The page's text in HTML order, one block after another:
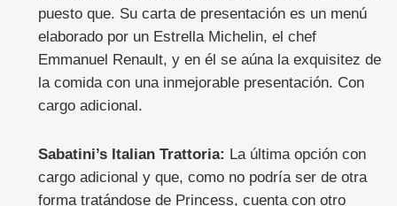
puesto que. Su carta de presentación es un menú
elaborado por un Estrella Michelin, el chef
Emmanuel Renault, y en él se aúna la exquisitez de
la comida con una inmejorable presentación. Con
cargo adicional.
Sabatini’s Italian Trattoria: La última opción con
cargo adicional y que, como no podría ser de otra
forma tratándose de Princess, cuenta con otro